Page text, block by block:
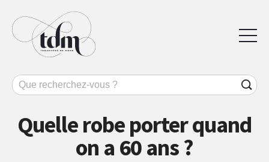
Quelle robe porter quand
on a 60 ans ?